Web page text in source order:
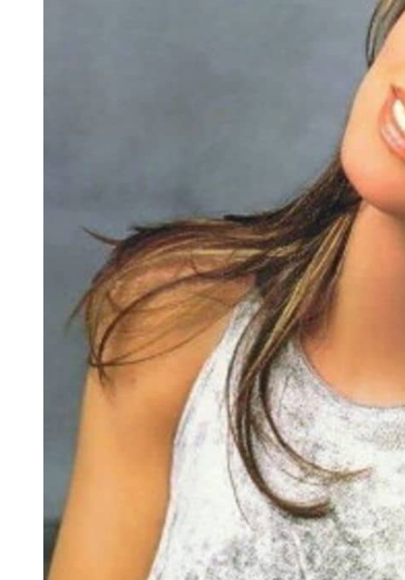
La deuxième spéciale, intitulée Come on Over, a été diffusée le 25
novembre 1999 devant une foule de 40 000 personnes.
🏷️Backstreet Boys🏷️Shania Twain
Vous aimerez aussi